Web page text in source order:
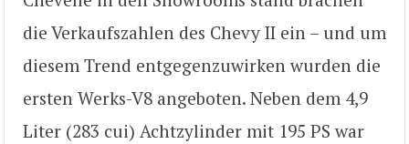
die Verkaufszahlen des Chevy II ein – und um
diesem Trend entgegenzuwirken wurden die
ersten Werks-V8 angeboten. Neben dem 4,9
Liter (283 cui) Achtzylinder mit 195 PS war